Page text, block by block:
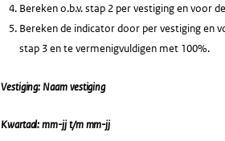
Bereken o.b.v. stap 2 per vestiging en voor
Bereken de indicator door per vestiging en
stap 3 en te vermenigvuldigen met 100%.
Vestiging: Naam vestiging
Kwartaal: mm-jj t/m mm-jj